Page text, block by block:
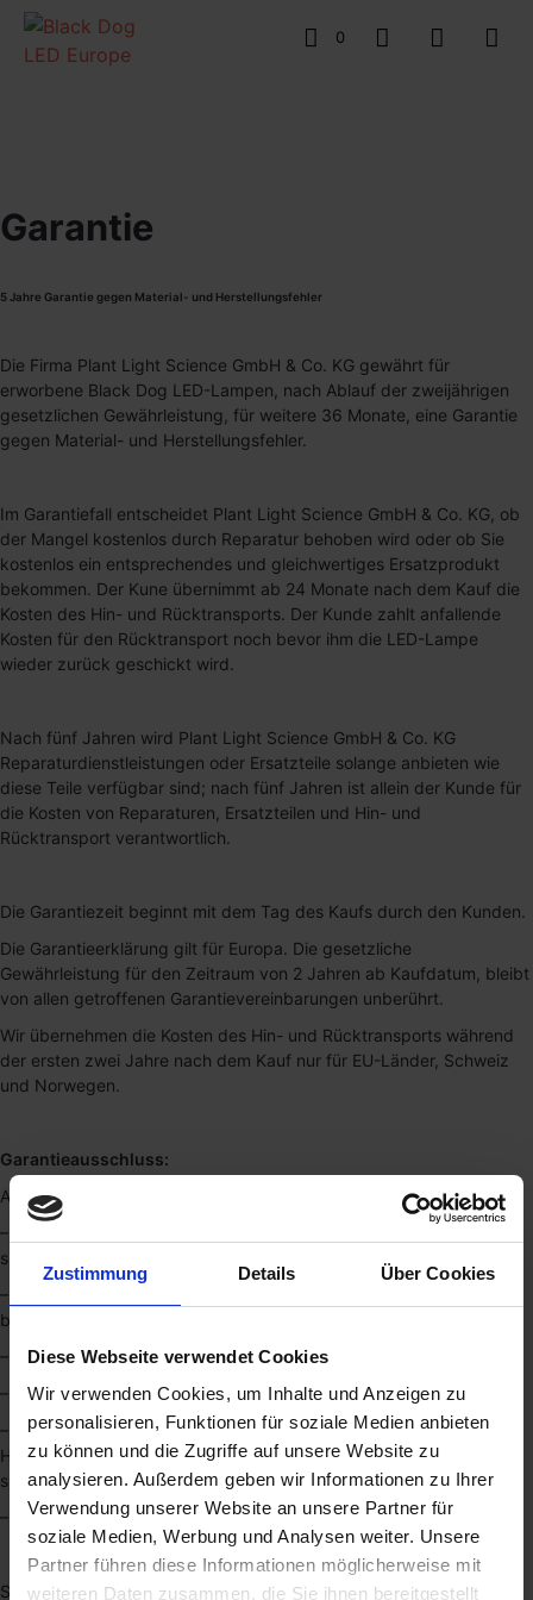
Zustimmung Details Über Cookies
Diese Webseite verwendet Cookies
Wir verwenden Cookies, um Inhalte und Anzeigen zu
personalisieren, Funktionen für soziale Medien anbieten
zu können und die Zugriffe auf unsere Website zu
analysieren. Außerdem geben wir Informationen zu Ihrer
Verwendung unserer Website an unsere Partner für
soziale Medien, Werbung und Analysen weiter. Unsere
Partner führen diese Informationen möglicherweise mit
weiteren Daten zusammen, die Sie ihnen bereitgestellt
0
Garantie
5 Jahre Garantie gegen Material- und Herstellungsfehler
Die Firma Plant Light Science GmbH & Co. KG gewährt für
erworbene Black Dog LED-Lampen, nach Ablauf der zweijährigen
gesetzlichen Gewährleistung, für weitere 36 Monate, eine Garantie
gegen Material- und Herstellungsfehler.
Im Garantiefall entscheidet Plant Light Science GmbH & Co. KG, ob
der Mangel kostenlos durch Reparatur behoben wird oder ob Sie
kostenlos ein entsprechendes und gleichwertiges Ersatzprodukt
bekommen. Der Kune übernimmt ab 24 Monate nach dem Kauf die
Kosten des Hin- und Rücktransports. Der Kunde zahlt anfallende
Kosten für den Rücktransport noch bevor ihm die LED-Lampe
wieder zurück geschickt wird.
Nach fünf Jahren wird Plant Light Science GmbH & Co. KG
Reparaturdienstleistungen oder Ersatzteile solange anbieten wie
diese Teile verfügbar sind; nach fünf Jahren ist allein der Kunde für
die Kosten von Reparaturen, Ersatzteilen und Hin- und
Rücktransport verantwortlich.
Die Garantiezeit beginnt mit dem Tag des Kaufs durch den Kunden.
Die Garantieerklärung gilt für Europa. Die gesetzliche
Gewährleistung für den Zeitraum von 2 Jahren ab Kaufdatum, bleibt
von allen getroffenen Garantievereinbarungen unberührt.
Wir übernehmen die Kosten des Hin- und Rücktransports während
der ersten zwei Jahre nach dem Kauf nur für EU-Länder, Schweiz
und Norwegen.
Garantieausschluss:
Ausdrücklich von der Garantie ausgeschlossen sind
– Schäden, die auf unsachgemäße Behandlung zurückzuführen
sind, oder
– Normale Abnutzung, welche einschließt aber nicht darauf
beschränkt ist dass 5% oder weniger der LEDs nicht leuchten, oder
– Unsachgemäße Installation oder falsche Netzspannung, oder
– Höhere Gewalt (Blitzschlag, Feuer, Wasser etc.), oder
– Schäden, die aus unsachgemäßer oder zweckentfremdeter
Handhabung des Produkts oder durch Modifikationen entstanden
sind, oder
– Gehäuse die geöffnet worden sind.
Sollte der Garantiefall eintreffen, beschreiben Sie bitte das Problem